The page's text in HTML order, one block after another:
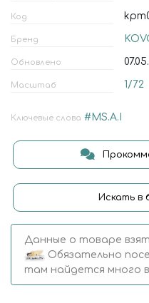
Код
Бренд
Обновлено
Масштаб 1/72
Ключевые слова #MS.A.I
Искать в
Данные о товаре
Обязательно
там найдется много